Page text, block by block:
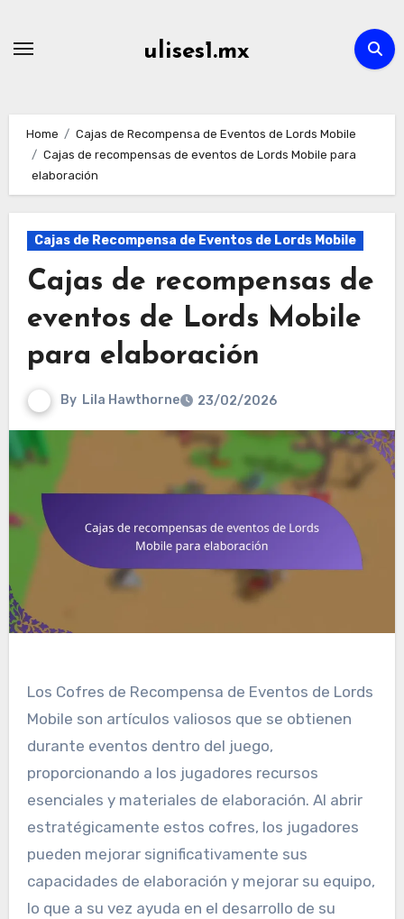
ulises1.mx
Home
Cajas de Recompensa de Eventos de Lords Mobile
Cajas de recompensas de eventos de Lords Mobile para
elaboración
Cajas de Recompensa de Eventos de Lords Mobile
Cajas de recompensas de
eventos de Lords Mobile
para elaboración
By Lila Hawthorne 23/02/2026
Los Cofres de Recompensa de Eventos de Lords
Mobile son artículos valiosos que se obtienen
durante eventos dentro del juego,
proporcionando a los jugadores recursos
esenciales y materiales de elaboración. Al abrir
estratégicamente estos cofres, los jugadores
pueden mejorar significativamente sus
capacidades de elaboración y mejorar su equipo,
lo que a su vez ayuda en el desarrollo de su